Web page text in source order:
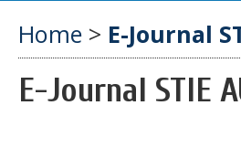
Home > E-Journal
E-Journal STIE